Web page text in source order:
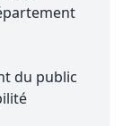
du public